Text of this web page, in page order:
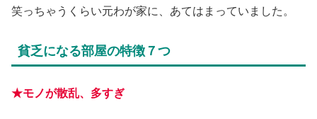
笑っちゃうくらい元わが家に、あてはまっていました。
貧乏になる部屋の特徴７つ
★モノが散乱、多すぎ